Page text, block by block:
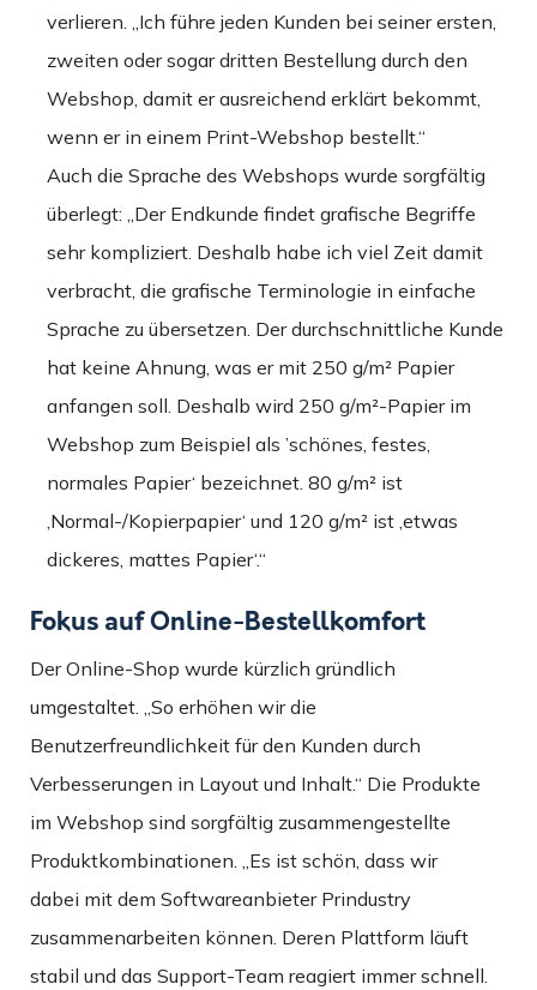
verlieren. „Ich führe jeden Kunden bei seiner ersten,
zweiten oder sogar dritten Bestellung durch den
Webshop, damit er ausreichend erklärt bekommt,
wenn er in einem Print-Webshop bestellt.“
Auch die Sprache des Webshops wurde sorgfältig
überlegt: „Der Endkunde findet grafische Begriffe
sehr kompliziert. Deshalb habe ich viel Zeit damit
verbracht, die grafische Terminologie in einfache
Sprache zu übersetzen. Der durchschnittliche Kunde
hat keine Ahnung, was er mit 250 g/m² Papier
anfangen soll. Deshalb wird 250 g/m²-Papier im
Webshop zum Beispiel als ’schönes, festes,
normales Papier‘ bezeichnet. 80 g/m² ist
‚Normal-/Kopierpapier‘ und 120 g/m² ist ‚etwas
dickeres, mattes Papier‘.“
Fokus auf Online-Bestellkomfort
Der Online-Shop wurde kürzlich gründlich
umgestaltet. „So erhöhen wir die
Benutzerfreundlichkeit für den Kunden durch
Verbesserungen in Layout und Inhalt.“ Die Produkte
im Webshop sind sorgfältig zusammengestellte
Produktkombinationen. „Es ist schön, dass wir
dabei mit dem Softwareanbieter Prindustry
zusammenarbeiten können. Deren Plattform läuft
stabil und das Support-Team reagiert immer schnell.